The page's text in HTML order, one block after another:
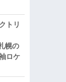
トリ
幌の
ロケ